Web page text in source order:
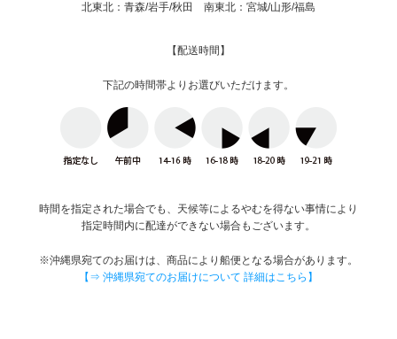
北東北：青森/岩手/秋田 南東北：宮城/山形/福島
【配送時間】
下記の時間帯よりお選びいただけます。
時間を指定された場合でも、天候等によるやむを得ない事情により
指定時間内に配達ができない場合もございます。
※沖縄県宛てのお届けは、商品により船便となる場合があります。
【⇒ 沖縄県宛てのお届けについて 詳細はこちら】